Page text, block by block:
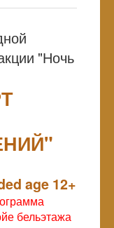
"Ночь
age 12+
бельэтажа